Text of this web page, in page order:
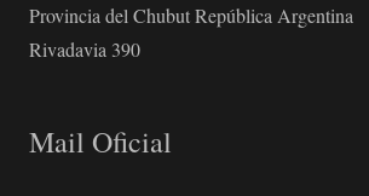
Provincia del Chubut República Argentina
Rivadavia 390
Mail Oficial